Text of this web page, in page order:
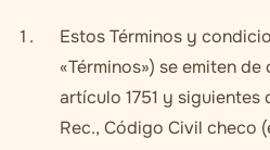
Estos Términos y
«Términos») se emiten
artículo 1751 y siguientes
Rec., Código Civil checo